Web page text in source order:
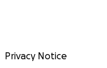
Privacy Notice